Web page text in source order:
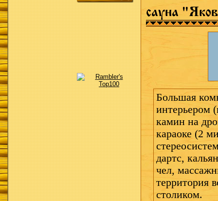
сауна
Большая
интерьером
камин на
караоке (2
дартс,
чел,
территория
столиком.